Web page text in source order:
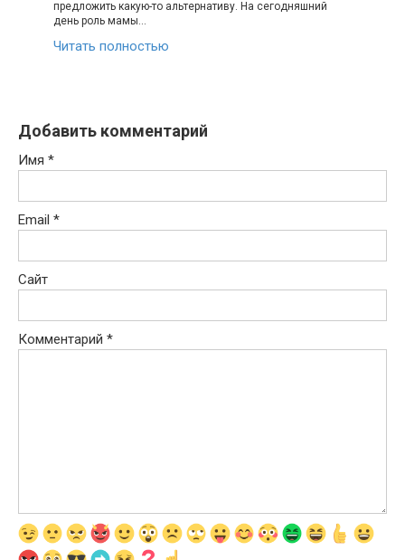
предложить какую-то альтернативу. На сегодняшний
день роль мамы…
Читать полностью
Добавить комментарий
Имя *
Email *
Сайт
Комментарий *